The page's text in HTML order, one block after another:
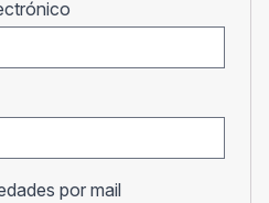
por mail